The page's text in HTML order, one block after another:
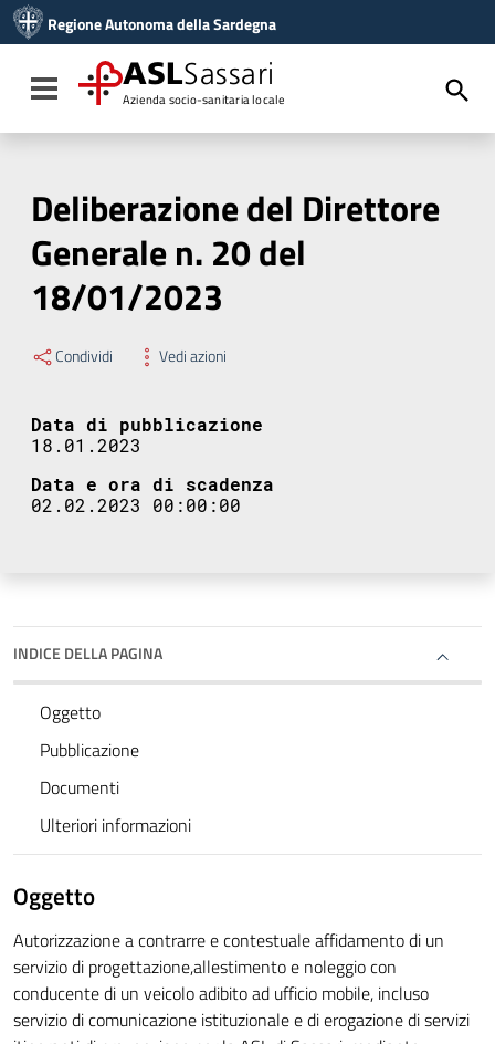
Vai al menu di navigazione
Vai al footer
Regione Autonoma della Sardegna
Toggle navigation
ASLSassari
Azienda socio-sanitaria locale
Deliberazione del Direttore
Generale n. 20 del
18/01/2023
Condividi Vedi azioni
Data di pubblicazione
18.01.2023
Data e ora di scadenza
02.02.2023 00:00:00
INDICE DELLA PAGINA
Oggetto
Pubblicazione
Documenti
Ulteriori informazioni
Oggetto
Autorizzazione a contrarre e contestuale affidamento di un
servizio di progettazione,allestimento e noleggio con
conducente di un veicolo adibito ad ufficio mobile, incluso
servizio di comunicazione istituzionale e di erogazione di servizi